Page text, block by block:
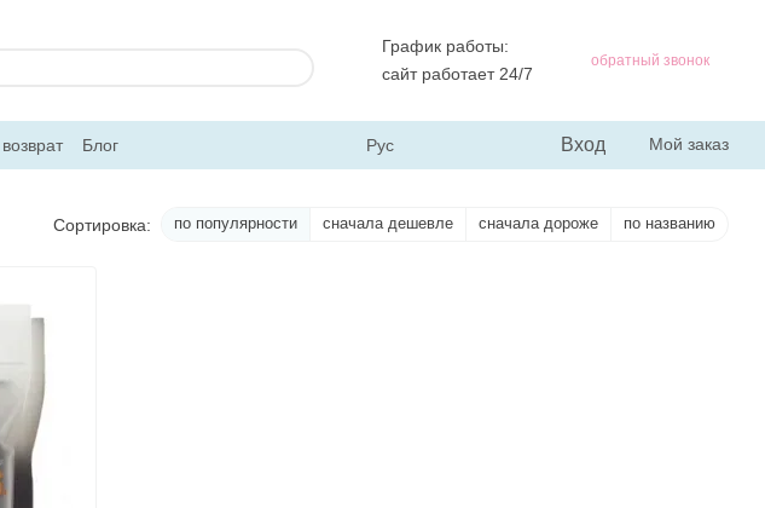
График работы:
сайт работает 24/7
обратный звонок
Блог Рус Вход Мой заказ
Сортировка: по популярности сначала дешевле сначала дороже по названию